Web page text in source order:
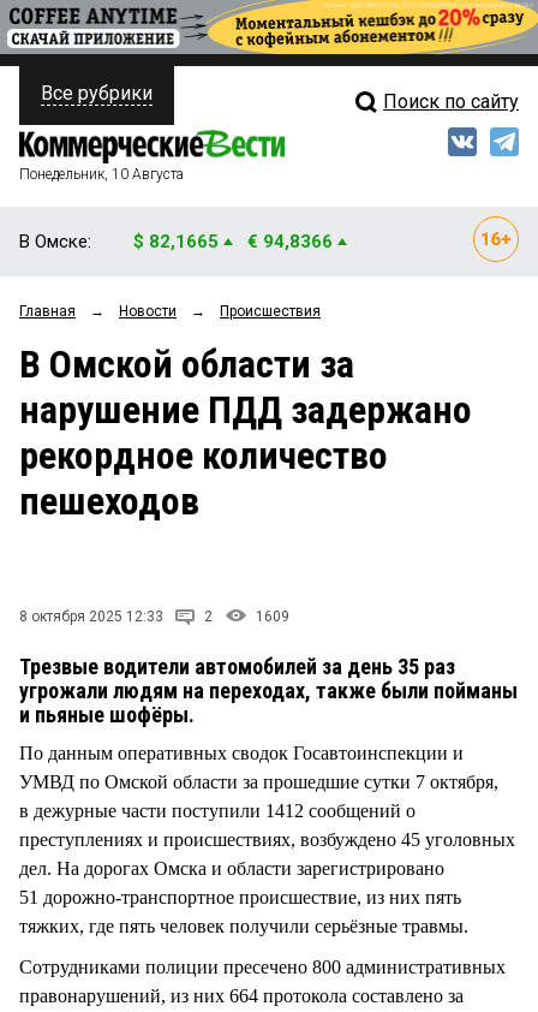
ПОЛИТИКА
ФИНАНСЫ
ОБЩЕСТВО
ЗАКОН
НОВОСТИ КОМПАНИЙ
Свежий выпуск
Мнения
Рейтинги
Блоги
Архив
Все рубрики Поиск по сайту
Понедельник, 10 Августа
В Омске: $ 82,1665 € 94,8366
Главная → Новости → Происшествия
В Омской области за
нарушение ПДД задержано
рекордное количество
пешеходов
8 октября 2025 12:33 2 1609
Трезвые водители автомобилей за день 35 раз
угрожали людям на переходах, также были пойманы
и пьяные шофёры.
По данным оперативных сводок Госавтоинспекции и
УМВД по Омской области за прошедшие сутки 7 октября,
в дежурные части поступили 1412 сообщений о
преступлениях и происшествиях, возбуждено 45 уголовных
дел. На дорогах Омска и области зарегистрировано
51 дорожно-транспортное происшествие, из них пять
тяжких, где пять человек получили серьёзные травмы.
Сотрудниками полиции пресечено 800 административных
правонарушений, из них 664 протокола составлено за